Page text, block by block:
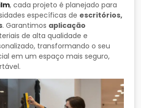
, cada projeto é planejado para
específicas de escritórios,
. Garantimos aplicação
de alta qualidade e
transformando o seu
em um espaço mais seguro,